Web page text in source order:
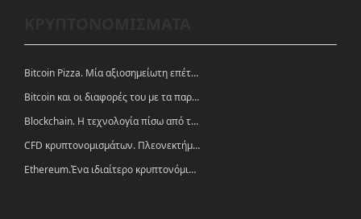
Bitcoin Pizza. Μία αξιοσημείωτη επέτειος.
Bitcoin και οι διαφορές του με τα παραδοσιακά νομίσματα
Blockchain. Η τεχνολογία πίσω από τα κρυπτονομίσματα
CFD κρυπτονομισμάτων. Πλεονεκτήματα και ευκαιρίες
Ethereum.Ένα ιδιαίτερο κρυπτονόμισμα-πλατφόρμα